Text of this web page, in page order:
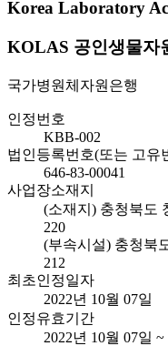
Korea Laboratory
KOLAS 공인생물자
국가병원체자원은행
인정번호
KBB-002
법인등록번호(또는 고유
646-83-00041
사업장소재지
(소재지) 충청북도
220
(부속시설) 충청북
212
최초인정일자
2022년 10월 07일
인정유효기간
2022년 10월 07일